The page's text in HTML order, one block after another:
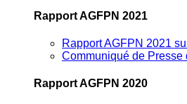
Rapport AGFPN 2021
Rapport AGFPN 2021
Communiqué de Presse
Rapport AGFPN 2020